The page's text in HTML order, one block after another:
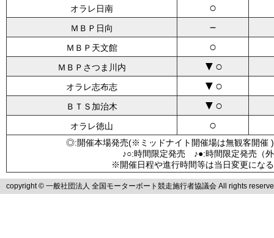
オラレ日南 ○
ＭＢＰ日向 －
ＭＢＰ天文館 ○
ＭＢＰさつま川内 ▼○
オラレ志布志 ▼○
ＢＴＳ加治木 ▼○
オラレ徳山 ○
◎:開催本場発売(※ミッドナイト開催場は無観客
♪○:時間限定発売 ♪●:時間限定発売
※開催日程や進行時間等は当日変更にな
copyright © 一般社団法人 全国モーターボート競走施行者協議会 All rights